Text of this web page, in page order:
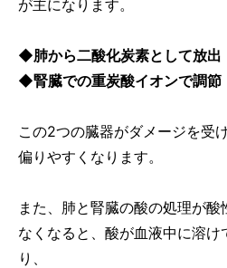
が主になります。
◆肺から二酸化炭素として放出
◆腎臓での重炭酸イオンで調節
この2つの臓器がダメージを受
偏りやすくなります。
また、肺と腎臓の酸の処理が
なくなると、酸が血液中に溶け
り、